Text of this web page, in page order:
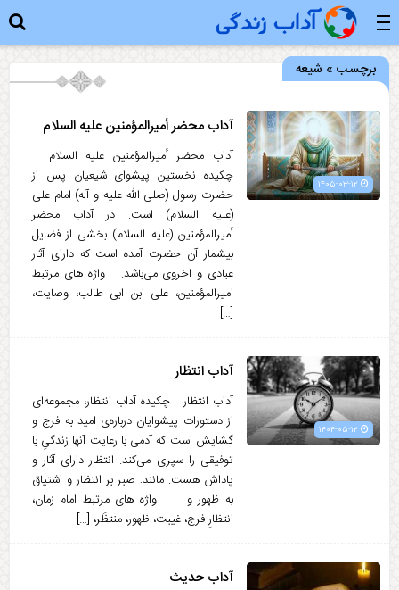
برچسب » شیعه
آداب محضر أمیرالمؤمنین علیه السلام
آداب محضر أمیرالمؤمنین علیه السلام
چکیده نخستین پیشوای شیعیان پس از
حضرت رسول (صلی الله علیه و آله) امام علی
(علیه السلام) است. در آداب محضر
أمیرالمؤمنین (علیه السلام) بخشی از فضایل
بیشمار آن حضرت آمده است که دارای آثار
عبادی و اخروی می‌باشد. واژه های مرتبط
امیرالمؤمنین، علی ابن ابی طالب، وصایت،
[…]
آداب انتظار
آداب انتظار چکیده آداب انتظار، مجموعه‌ای
از دستورات پیشوایان درباره‌ی امید به فرج و
گشایش است که آدمی با رعایت آنها زندگیِ با
توفیقی را سپری می‌کند. انتظار دارای آثار و
پاداش هست. مانند: صبر بر انتظار و اشتیاق
به ظهور و … واژه های مرتبط امام زمان،
انتظارِ فرج، غیبت، ظهور، منتظَر، […]
آداب حدیث